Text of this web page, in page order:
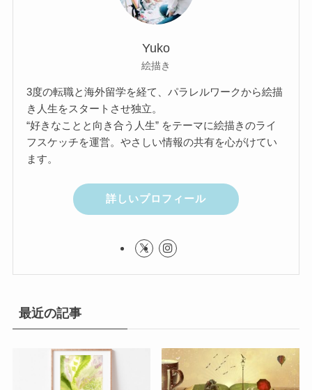
Yuko
絵描き
3度の転職と海外留学を経て、パラレルワークから絵描
き人生をスタートさせ独立。
“好きなことと向き合う人生” をテーマに絵描きのライ
フスケッチを運営。やさしい情報の共有を心がけてい
ます。
詳しいプロフィール
最近の記事